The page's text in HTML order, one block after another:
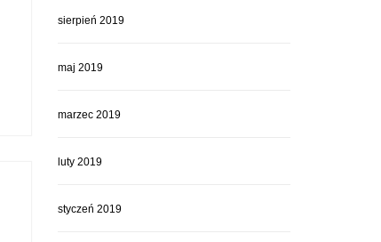
sierpień 2019
maj 2019
marzec 2019
luty 2019
styczeń 2019